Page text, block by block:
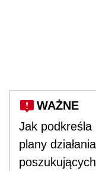
WAŻNE
Jak podkreśla
plany